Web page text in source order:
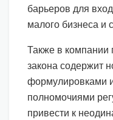
барьеров для
малого бизнеса и
Также в компании
закона содержит
формулировками
полномочиями
привести к